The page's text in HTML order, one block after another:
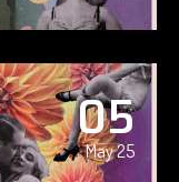
05
May 25